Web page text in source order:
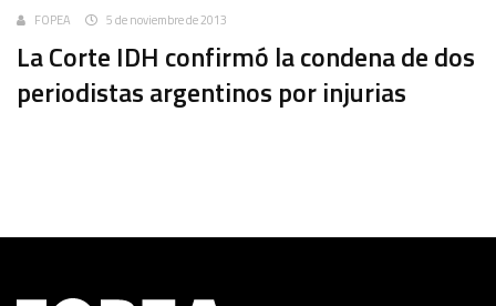
FOPEA 5 de noviembre de 2013
La Corte IDH confirmó la condena de dos
periodistas argentinos por injurias